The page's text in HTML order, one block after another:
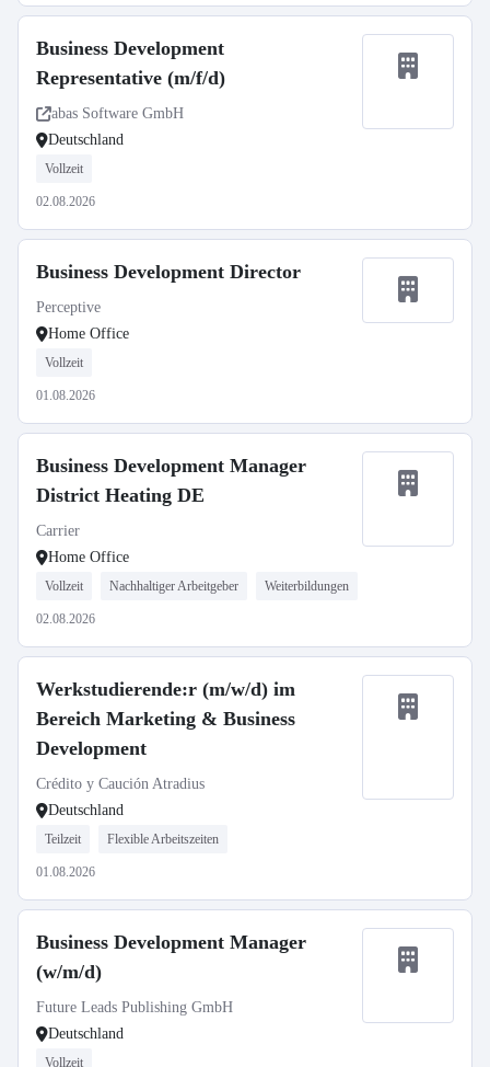
Business Development
Representative (m/f/d)
abas Software GmbH
Deutschland
Vollzeit
02.08.2026
Business Development Director
Perceptive
Home Office
Vollzeit
01.08.2026
Business Development Manager
District Heating DE
Carrier
Home Office
Vollzeit Nachhaltiger Arbeitgeber Weiterbildungen
02.08.2026
Werkstudierende:r (m/w/d) im
Bereich Marketing & Business
Development
Crédito y Caución Atradius
Deutschland
Teilzeit Flexible Arbeitszeiten
01.08.2026
Business Development Manager
(w/m/d)
Future Leads Publishing GmbH
Deutschland
Vollzeit